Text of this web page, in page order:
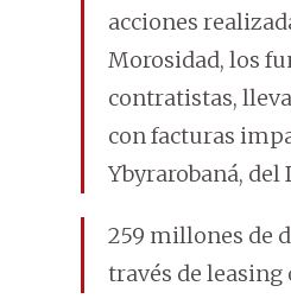
acciones
Morosidad, los
contratistas,
con facturas
Ybyrarobaná, del
259 millones de
través de